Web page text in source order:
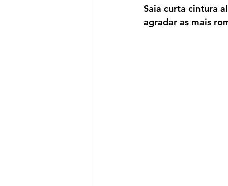
Saia curta cintura
agradar as mais